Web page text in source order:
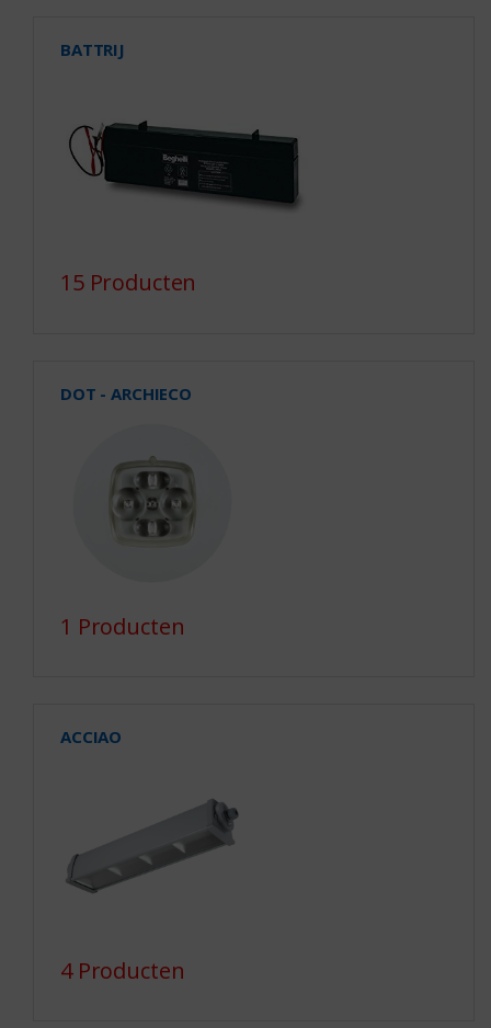
BATTRIJ
15 Producten
DOT - ARCHIECO
1 Producten
ACCIAO
4 Producten